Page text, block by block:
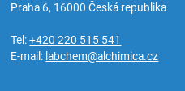
Praha 6, 16000Česká republika
Tel:+420 220 515 541
E-mail: labchem@alchimica.cz